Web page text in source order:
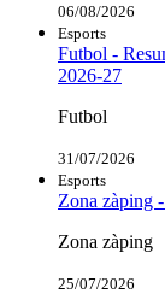
06/08/2026
Esports
Futbol -
2026-27
Futbol
31/07/2026
Esports
Zona zàping
Zona zàping
25/07/2026